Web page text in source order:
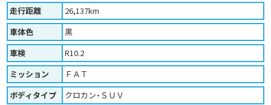
走行距離
26,137km
車体色
黒
車検
R10.2
ミッション
ＦＡＴ
ボディタイプ
クロカン・ＳＵＶ